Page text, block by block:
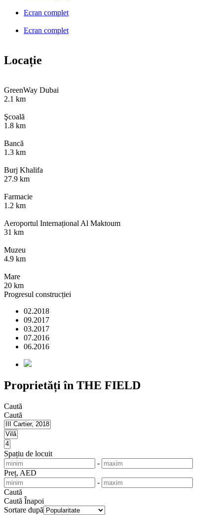
Ecran complet
Ecran complet
Locație
GreenWay Dubai
2.1 km
Şcoală
1.8 km
Bancă
1.3 km
Burj Khalifa
27.9 km
Farmacie
1.2 km
Aeroportul Internațional Al Maktoum
31 km
Muzeu
4.9 km
Mare
20 km
Progresul construcției
02.2018
09.2017
03.2017
07.2016
06.2016
Proprietăți în THE FIELD
Caută
Caută
Spațiu de locuit
-
Preț, AED
-
Caută
Caută Înapoi
Sortare după